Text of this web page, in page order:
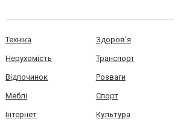
Техніка Здоров'я
Нерухомість Транспорт
Відпочинок Розваги
Меблі Спорт
Інтернет Культура